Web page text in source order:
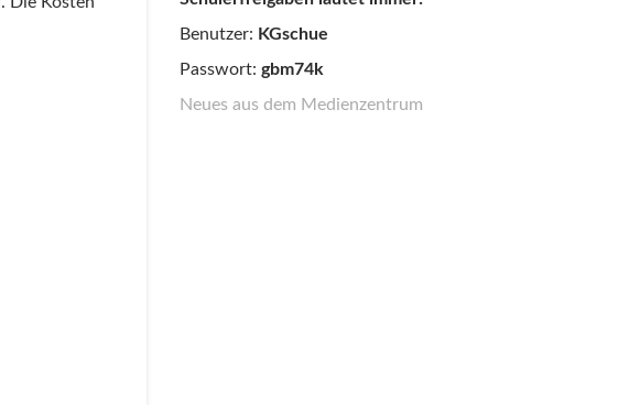
Benutzer: KGschue
Passwort: gbm74k
Neues aus dem Medienzentrum